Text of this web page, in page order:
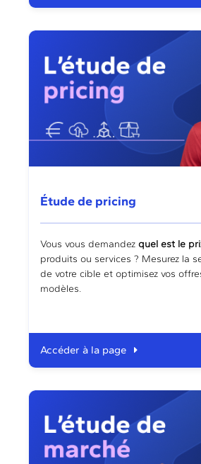
Étude de pricing
Vous vous demandezquel est le
produits ou services ? Mesurez la
de votre cible et optimisez vos
modèles.
Accéder à la page